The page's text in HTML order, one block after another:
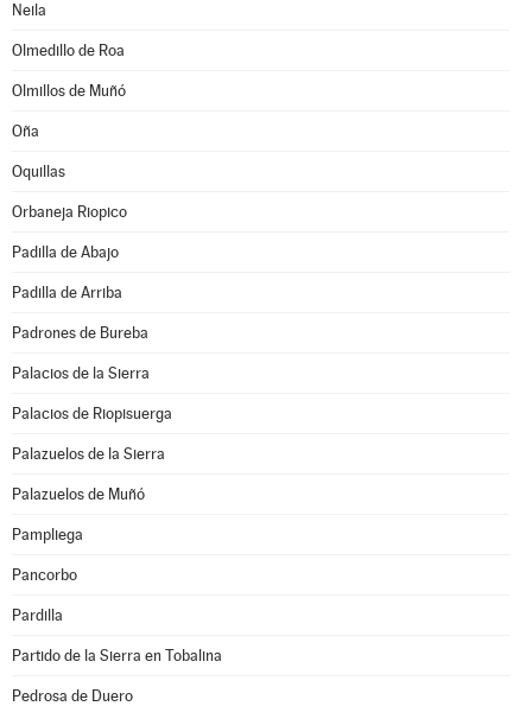
Neila
Olmedillo de Roa
Olmillos de Muñó
Oña
Oquillas
Orbaneja Riopico
Padilla de Abajo
Padilla de Arriba
Padrones de Bureba
Palacios de la Sierra
Palacios de Riopisuerga
Palazuelos de la Sierra
Palazuelos de Muñó
Pampliega
Pancorbo
Pardilla
Partido de la Sierra en Tobalina
Pedrosa de Duero